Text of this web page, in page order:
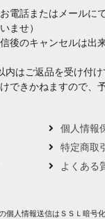
電話またはメールに
ませ）
後のキャンセルは出
はご返品を受け付け
できかねますので、
個人情報
特定商取
よくある
個人情報送信はＳＳＬ暗号